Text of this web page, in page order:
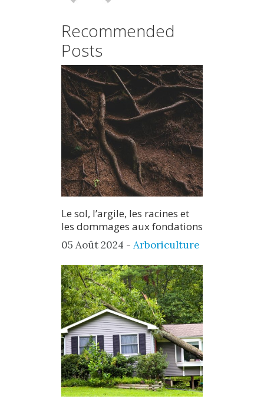
Recommended
Posts
Le sol, l’argile, les racines et
les dommages aux fondations
05 Août 2024 - Arboriculture